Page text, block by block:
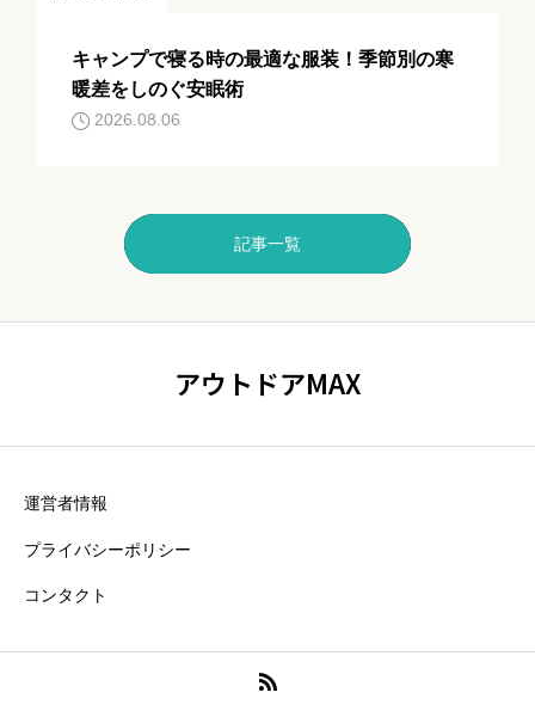
キャンプで寝る時の最適な服装！季節別の寒
暖差をしのぐ安眠術
2026.08.06
記事一覧
アウトドアMAX
運営者情報
プライバシーポリシー
コンタクト